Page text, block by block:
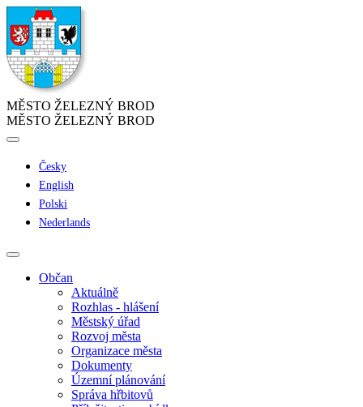
MĚSTO ŽELEZNÝ BROD
MĚSTO ŽELEZNÝ BROD
Česky
English
Polski
Nederlands
Občan
Aktuálně
Rozhlas - hlášení
Městský úřad
Rozvoj města
Organizace města
Dokumenty
Územní plánování
Správa hřbitovů